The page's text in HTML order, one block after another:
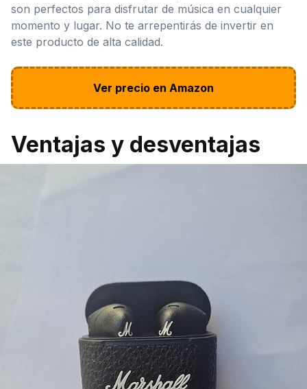
son perfectos para disfrutar de música en cualquier
momento y lugar. No te arrepentirás de invertir en
este producto de alta calidad.
Ver precio en Amazon
Ventajas y desventajas